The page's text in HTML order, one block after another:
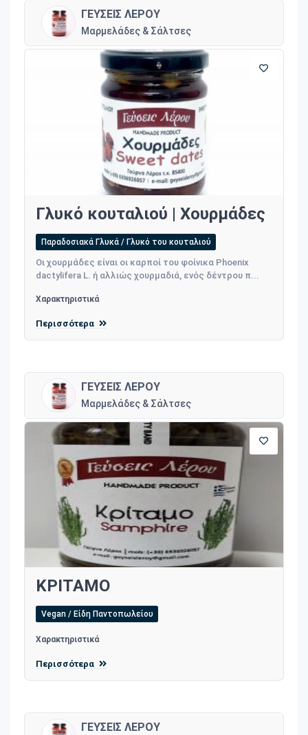
ΓΕΥΣΕΙΣ ΛΕΡΟΥ
Μαρμελάδες & Σάλτσες
Γλυκό κουταλιού | Χουρμάδες
Παραδοσιακά Γλυκά / Γλυκό του κουταλιού
Οι χουρμάδες είναι οι καρποί του φοίνικα Phoenix
dactylifera L. ή αλλιώς χουρμαδιά, ενός δέντρου π...
Χαρακτηριστικά
Περισσότερα
ΓΕΥΣΕΙΣ ΛΕΡΟΥ
Μαρμελάδες & Σάλτσες
ΚΡΙΤΑΜΟ
Vegan / Είδη Παντοπωλείου
Χαρακτηριστικά
Περισσότερα
ΓΕΥΣΕΙΣ ΛΕΡΟΥ